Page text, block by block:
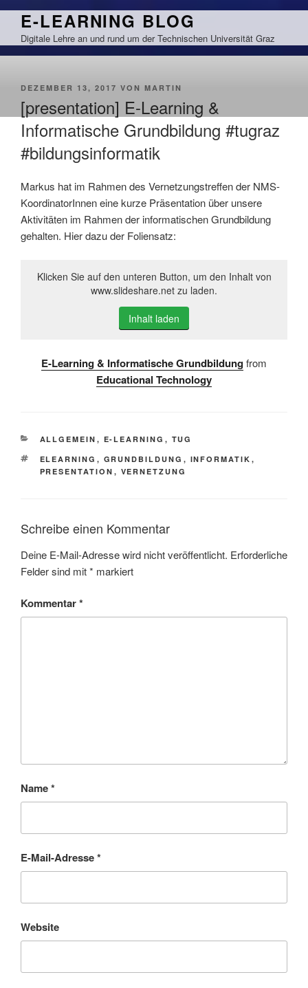
Zum
springen
E-LEARNING BLOG
Digitale Lehre an und rund um der Technischen Universität Graz
VERÖFFENTLICHT
DEZEMBER 13, 2017 VON MARTIN
[presentation] E-Learning &
Informatische Grundbildung #tugraz
#bildungsinformatik
Markus hat im Rahmen des Vernetzungstreffen der NMS-
KoordinatorInnen eine kurze Präsentation über unsere
Aktivitäten im Rahmen der informatischen Grundbildung
gehalten. Hier dazu der Foliensatz:
Klicken Sie auf den unteren Button, um den Inhalt von
www.slideshare.net zu laden.
Inhalt laden
E-Learning & Informatische Grundbildungfrom
Educational Technology
KATEGORIEN
ALLGEMEIN , E-LEARNING , TUG
SCHLAGWÖRTER
ELEARNING , GRUNDBILDUNG , INFORMATIK ,
PRESENTATION , VERNETZUNG
Schreibe einen Kommentar
Deine E-Mail-Adresse wird nicht veröffentlicht. Erforderliche
Felder sind mit* markiert
Kommentar*
Name*
E-Mail-Adresse*
Website